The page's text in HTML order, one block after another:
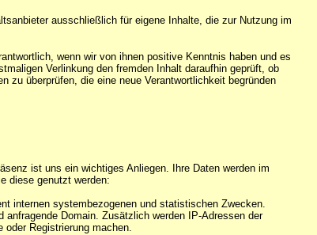
ausschließlich für eigene Inhalte, die zur Nutzung im
wenn wir von ihnen positive Kenntnis haben und es
Verlinkung den fremden Inhalt daraufhin geprüft, ob
zu überprüfen, die eine neue Verantwortlichkeit begründen
ist uns ein wichtiges Anliegen. Ihre Daten werden im
diese genutzt werden:
internen systembezogenen und statistischen Zwecken.
anfragende Domain. Zusätzlich werden IP-Adressen der
oder Registrierung machen.